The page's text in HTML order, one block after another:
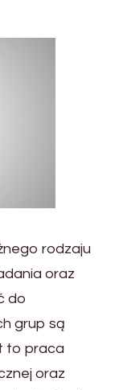
rodzaju
oraz
do
grup są
to praca
oraz